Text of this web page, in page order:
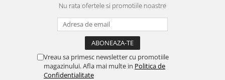
Nu rata ofertele si promotiile noastre
Vreau sa primesc newsletter cu promotiile
magazinului. Afla mai multe in Politica de
Confidentialitate